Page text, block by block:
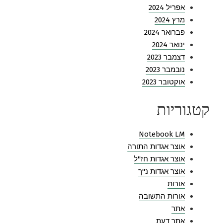
אפריל 2024
מרץ 2024
פברואר 2024
ינואר 2024
דצמבר 2023
נובמבר 2023
אוקטובר 2023
קטגוריות
Notebook LM
אוצר אגדות התורה
אוצר אגדות חז"ל
אוצר אגדות נ"ך
אורות
אורות התשובה
אתר